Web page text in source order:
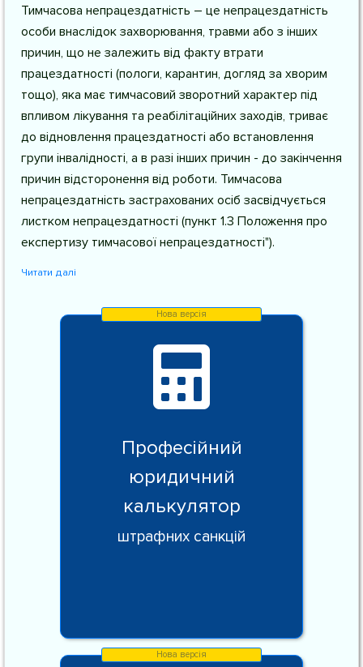
Тимчасова непрацездатність – це непрацездатність
особи внаслідок захворювання, травми або з інших
причин, що не залежить від факту втрати
працездатності (пологи, карантин, догляд за хворим
тощо), яка має тимчасовий зворотний характер під
впливом лікування та реабілітаційних заходів, триває
до відновлення працездатності або встановлення
групи інвалідності, а в разі інших причин - до закінчення
причин відсторонення від роботи. Тимчасова
непрацездатність застрахованих осіб засвідчується
листком непрацездатності (пункт 1.3 Положення про
експертизу тимчасової непрацездатності").
Читати далі
Професійний
юридичний
калькулятор
штрафних санкцій